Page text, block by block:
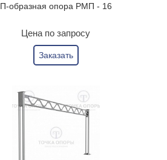
П-образная опора РМП - 16
Цена по запросу
Заказать